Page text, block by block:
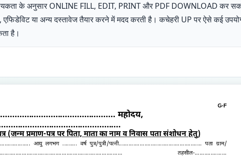
के अनुसार ONLINE FILL, EDIT, PRINT और PDF DOWNLOAD कर
या अन्य दस्तावेज तैयार करने में मदद करती है। कचेहरी UP पर ऐसे कई
है।
G-F
महोदय,
(जन्म प्रमाण-पत्र पर पिता, माता का नाम व निवास पता संशोधन हेतु)
आयु लगभग .........वर्ष पुत्र/पुत्री/पत्नी.................................................... पता ग्राम/
तहसील-....................